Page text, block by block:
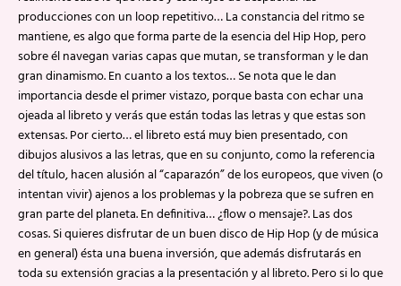
producciones con un loop repetitivo… La constancia del ritmo se
mantiene, es algo que forma parte de la esencia del Hip Hop, pero
sobre él navegan varias capas que mutan, se transforman y le dan
gran dinamismo. En cuanto a los textos… Se nota que le dan
importancia desde el primer vistazo, porque basta con echar una
ojeada al libreto y verás que están todas las letras y que estas son
extensas. Por cierto… el libreto está muy bien presentado, con
dibujos alusivos a las letras, que en su conjunto, como la referencia
del título, hacen alusión al “caparazón” de los europeos, que viven (o
intentan vivir) ajenos a los problemas y la pobreza que se sufren en
gran parte del planeta. En definitiva… ¿flow o mensaje?. Las dos
cosas. Si quieres disfrutar de un buen disco de Hip Hop (y de música
en general) ésta una buena inversión, que además disfrutarás en
toda su extensión gracias a la presentación y al libreto. Pero si lo que